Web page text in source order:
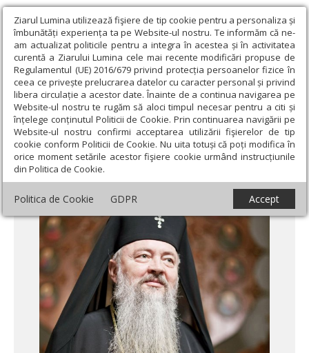
Ziarul Lumina utilizează fişiere de tip cookie pentru a personaliza și
îmbunătăți experiența ta pe Website-ul nostru. Te informăm că ne-
am actualizat politicile pentru a integra în acestea și în activitatea
curentă a Ziarului Lumina cele mai recente modificări propuse de
Regulamentul (UE) 2016/679 privind protecția persoanelor fizice în
ceea ce privește prelucrarea datelor cu caracter personal și privind
libera circulație a acestor date. Înainte de a continua navigarea pe
Website-ul nostru te rugăm să aloci timpul necesar pentru a citi și
înțelege conținutul Politicii de Cookie. Prin continuarea navigării pe
Website-ul nostru confirmi acceptarea utilizării fişierelor de tip
cookie conform Politicii de Cookie. Nu uita totuși că poți modifica în
orice moment setările acestor fişiere cookie urmând instrucțiunile
din Politica de Cookie.
Politica de Cookie GDPR Accept
Ziarul Lumina › Actualitate religioasă › Mesaje și cuvântări ›
Mărturie şi contramărturie
Mărturie şi contramărturie